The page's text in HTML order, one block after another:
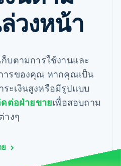
ดการ
ำระเงิน
อบบิล
ดียวหรือ
ษีการ
มัติ
มัติ
รับการ
านที่
บเอง
อัตโนมัติด้าน
ส
เงิน
ม
กรรม
นการชำระเงิน
ฟอร์มหรือ
ยกเก็บเงินตาม
สเตเบิลคอยน์
ะจัดการ
าร
าะทาง
ประจำปีแบบ
น
วงหน้า
ก็บตามการใช้งานและ
ารของคุณ หากคุณเป็น
ะเงินสูงหรือมีรูปแบบ
ต่อฝ่ายขายเพื่อสอบถาม
างๆ